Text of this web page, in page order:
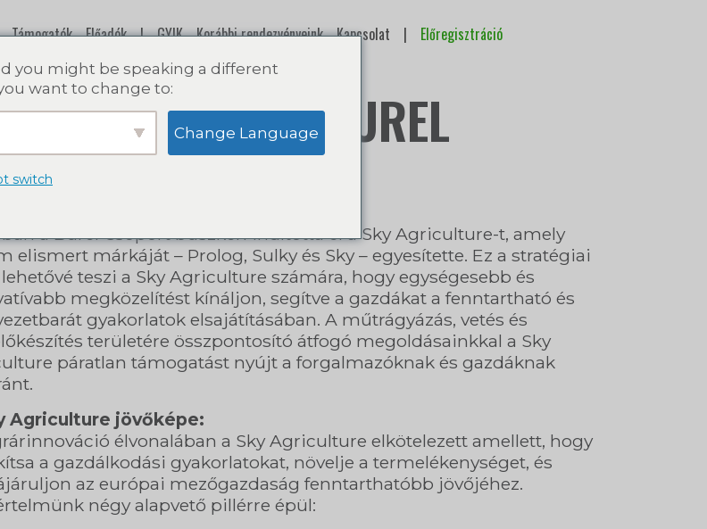
Támogatók Előadók | GYIK Korábbi rendezvényeink Kapcsolat | Előregisztráció
Agriculture – BUREL
a Burel Csoport büszkén indította el a Sky Agriculture-t, amely
elismert márkáját – Prolog, Sulky és Sky – egyesítette. Ez a stratégiai
teszi a Sky Agriculture számára, hogy egységesebb és
megközelítést kínáljon, segítve a gazdákat a fenntartható és
gyakorlatok elsajátításában. A műtrágyázás, vetés és
területére összpontosító átfogó megoldásainkkal a Sky
páratlan támogatást nyújt a forgalmazóknak és gazdáknak
Agriculture jövőképe:
élvonalában a Sky Agriculture elkötelezett amellett, hogy
a gazdálkodási gyakorlatokat, növelje a termelékenységet, és
az európai mezőgazdaság fenntarthatóbb jövőjéhez.
négy alapvető pillérre épül:
you might be speaking a different
want to change to:
Change Language
switch